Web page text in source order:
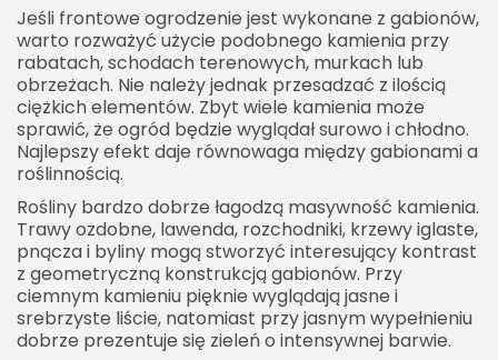
Jeśli frontowe ogrodzenie jest wykonane z gabionów,
warto rozważyć użycie podobnego kamienia przy
rabatach, schodach terenowych, murkach lub
obrzeżach. Nie należy jednak przesadzać z ilością
ciężkich elementów. Zbyt wiele kamienia może
sprawić, że ogród będzie wyglądał surowo i chłodno.
Najlepszy efekt daje równowaga między gabionami a
roślinnością.
Rośliny bardzo dobrze łagodzą masywność kamienia.
Trawy ozdobne, lawenda, rozchodniki, krzewy iglaste,
pnącza i byliny mogą stworzyć interesujący kontrast
z geometryczną konstrukcją gabionów. Przy
ciemnym kamieniu pięknie wyglądają jasne i
srebrzyste liście, natomiast przy jasnym wypełnieniu
dobrze prezentuje się zieleń o intensywnej barwie.